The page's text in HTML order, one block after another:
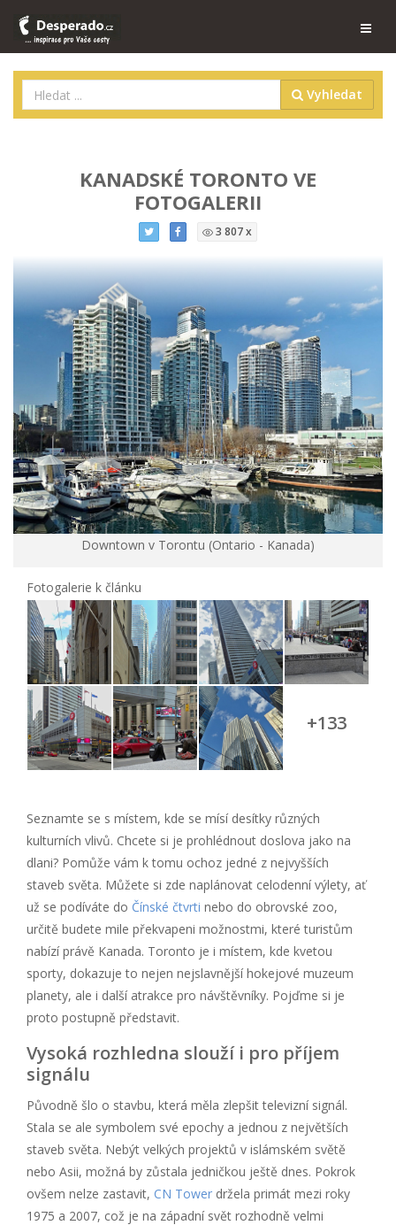
Vyhledat
KANADSKÉ TORONTO VE
FOTOGALERII
3 807 x
Downtown v Torontu (Ontario - Kanada)
Fotogalerie k článku
+133
Seznamte se s místem, kde se mísí desítky různých
kulturních vlivů. Chcete si je prohlédnout doslova jako na
dlani? Pomůže vám k tomu ochoz jedné z nejvyšších
staveb světa. Můžete si zde naplánovat celodenní výlety, ať
už se podíváte do Čínské čtvrti nebo do obrovské zoo,
určitě budete mile překvapeni možnostmi, které turistům
nabízí právě Kanada. Toronto je i místem, kde kvetou
sporty, dokazuje to nejen nejslavnější hokejové muzeum
planety, ale i další atrakce pro návštěvníky. Pojďme si je
proto postupně představit.
Vysoká rozhledna slouží i pro příjem
signálu
Původně šlo o stavbu, která měla zlepšit televizní signál.
Stala se ale symbolem své epochy a jednou z největších
staveb světa. Nebýt velkých projektů v islámském světě
nebo Asii, možná by zůstala jedničkou ještě dnes. Pokrok
ovšem nelze zastavit, CN Tower držela primát mezi roky
1975 a 2007, což je na západní svět rozhodně velmi